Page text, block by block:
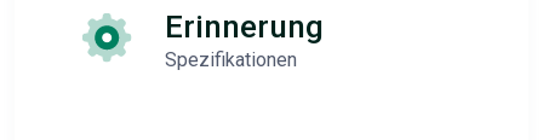
Erinnerung
Spezifikationen